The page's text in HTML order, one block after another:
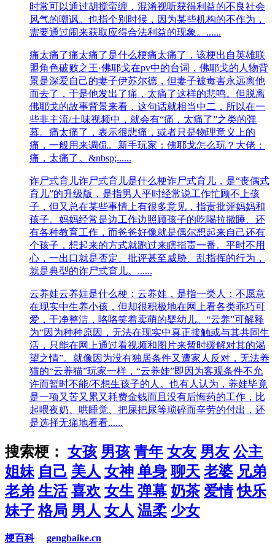
时常可以通过胡搅蛮缠，混淆视听获得利益的不良社会
风气的嘲讽。也指个别时候，因为某些机构的不作为，
需要通过闹来获取应得合法利益的现象。......
痛太痛了痛太痛了是什么梗痛太痛了，该梗出自英雄联
盟角色破败之王·佛耶戈在pv中的台词，佛耶戈的人物背
景是深爱自己的妻子伊苏尔德，但妻子被毒害永远离他
而去了，于是他发出了痛，太痛了这样的悲鸣。但脱离
佛耶戈的故事背景来看，这句话就相当中二，所以在一
些非主流/土味视频中，就会有“痛，太痛了”之类的弹
幕。痛太痛了，表示很悲痛‌‌‌‌‌‌‌‌‌‌，或者只是物理意义上的
痛，一般用来调侃。新手玩家：佛耶戈怎么玩？大佬：
痛，太痛了。&nbsp;......
诈尸式育儿诈尸式育儿是什么梗诈尸式育儿，是“‌‌‌‌‌‌‌‌‌丧偶式
育儿”的升级版，是指男人平时经常说工作忙顾不上孩
子，但又总在某些事情上有很多意见，指责批评妈妈和
孩子。妈妈经常是边工作边照顾孩子的吃喝拉撒睡、还
有各种教育工作，而爸爸好像就是偶尔想起来自己还有
个孩子，想起来的方式就跑过来瞎指责一番。平时不用
心，一出口就是否定、批评甚至威胁、乱指挥的行为，
就是典型的诈尸式育儿。......
云养娃云养娃是什么梗：云养娃，是指一类人：不愿意
在现实中生养小孩，但却很积极地在网上看各类乖巧可
爱，干净整洁，咯咯笑着卖萌的婴幼儿。“云养”可解释
为“因为种种原因，无法在现实中真正接触或与其共同生
活，只能在网上通过看视频和图片来暂时缓解对其的渴
望之情”。就像因为没有独居条件又遭家人反对，无法养
猫的“云养猫”玩家一样，“云养娃”即因为客观条件不允
许而暂时不能/不想生孩子的人。也有人认为，养娃毕竟
是一项又苦又累又耗费金钱而且没有后悔药的工作，比
起喂夜奶、哄睡觉、把屎把尿等琐碎而辛劳的付出，还
是选择无痛地看看......
搜索梗： 女孩 男孩 青年 女友 男友 公主
姐妹 自己 美人 女神 单身 聊天 老婆 兄弟
老弟 生活 喜欢 女生 弹幕 奶茶 爱情 快乐
妹子 格局 男人 女人 温柔 少女
梗百科 gengbaike.cn